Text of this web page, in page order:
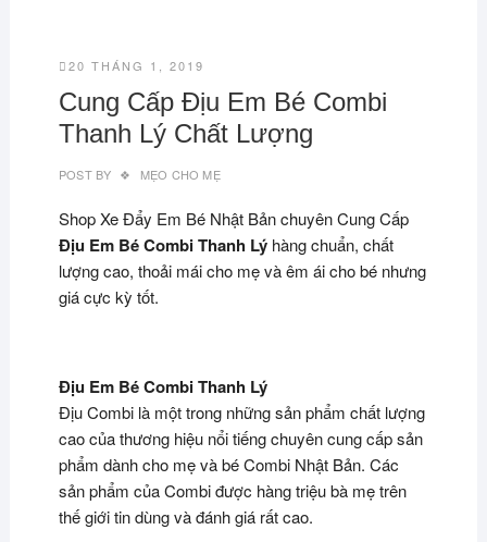
20 THÁNG 1, 2019
Cung Cấp Địu Em Bé Combi
Thanh Lý Chất Lượng
POST BY MẸO CHO MẸ
Shop Xe Đẩy Em Bé Nhật Bản chuyên Cung Cấp
Địu Em Bé Combi Thanh Lýhàng chuẩn, chất
lượng cao, thoải mái cho mẹ và êm ái cho bé nhưng
giá cực kỳ tốt.
Địu Em Bé Combi Thanh Lý
Địu Combi là một trong những sản phẩm chất lượng
cao của thương hiệu nổi tiếng chuyên cung cấp sản
phẩm dành cho mẹ và bé Combi Nhật Bản. Các
sản phẩm của Combi được hàng triệu bà mẹ trên
thế giới tin dùng và đánh giá rất cao.